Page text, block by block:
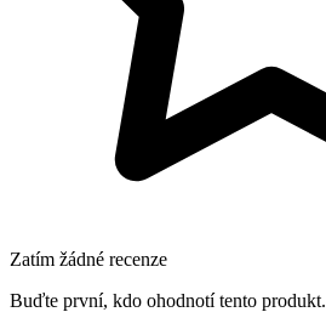
Zatím žádné recenze
Buďte první, kdo ohodnotí tento produkt.